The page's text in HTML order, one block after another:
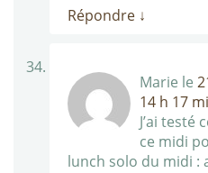
Répondre ↓
Marie le
14 h 17
J’ai testé
ce midi
lunch solo du midi :